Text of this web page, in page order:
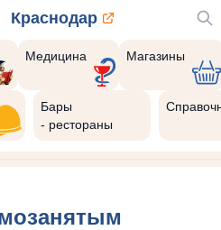
Краснодар
Медицина Магазины
Бары
- рестораны